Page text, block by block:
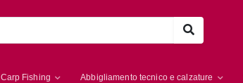
Carp Fishing Abbigliamento tecnico e calzature